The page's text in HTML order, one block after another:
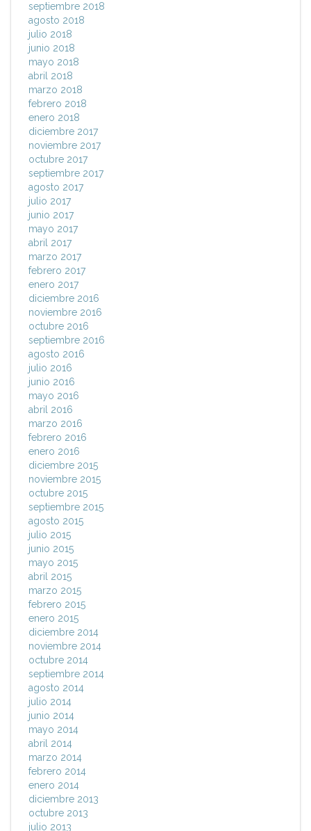
septiembre 2018
agosto 2018
julio 2018
junio 2018
mayo 2018
abril 2018
marzo 2018
febrero 2018
enero 2018
diciembre 2017
noviembre 2017
octubre 2017
septiembre 2017
agosto 2017
julio 2017
junio 2017
mayo 2017
abril 2017
marzo 2017
febrero 2017
enero 2017
diciembre 2016
noviembre 2016
octubre 2016
septiembre 2016
agosto 2016
julio 2016
junio 2016
mayo 2016
abril 2016
marzo 2016
febrero 2016
enero 2016
diciembre 2015
noviembre 2015
octubre 2015
septiembre 2015
agosto 2015
julio 2015
junio 2015
mayo 2015
abril 2015
marzo 2015
febrero 2015
enero 2015
diciembre 2014
noviembre 2014
octubre 2014
septiembre 2014
agosto 2014
julio 2014
junio 2014
mayo 2014
abril 2014
marzo 2014
febrero 2014
enero 2014
diciembre 2013
octubre 2013
julio 2013